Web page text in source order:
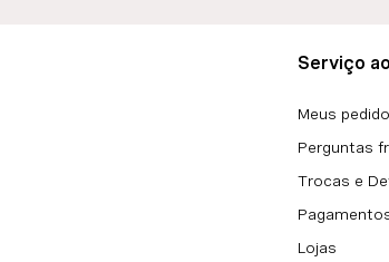
Serviço
Meus
Perguntas
Trocas e
Lojas